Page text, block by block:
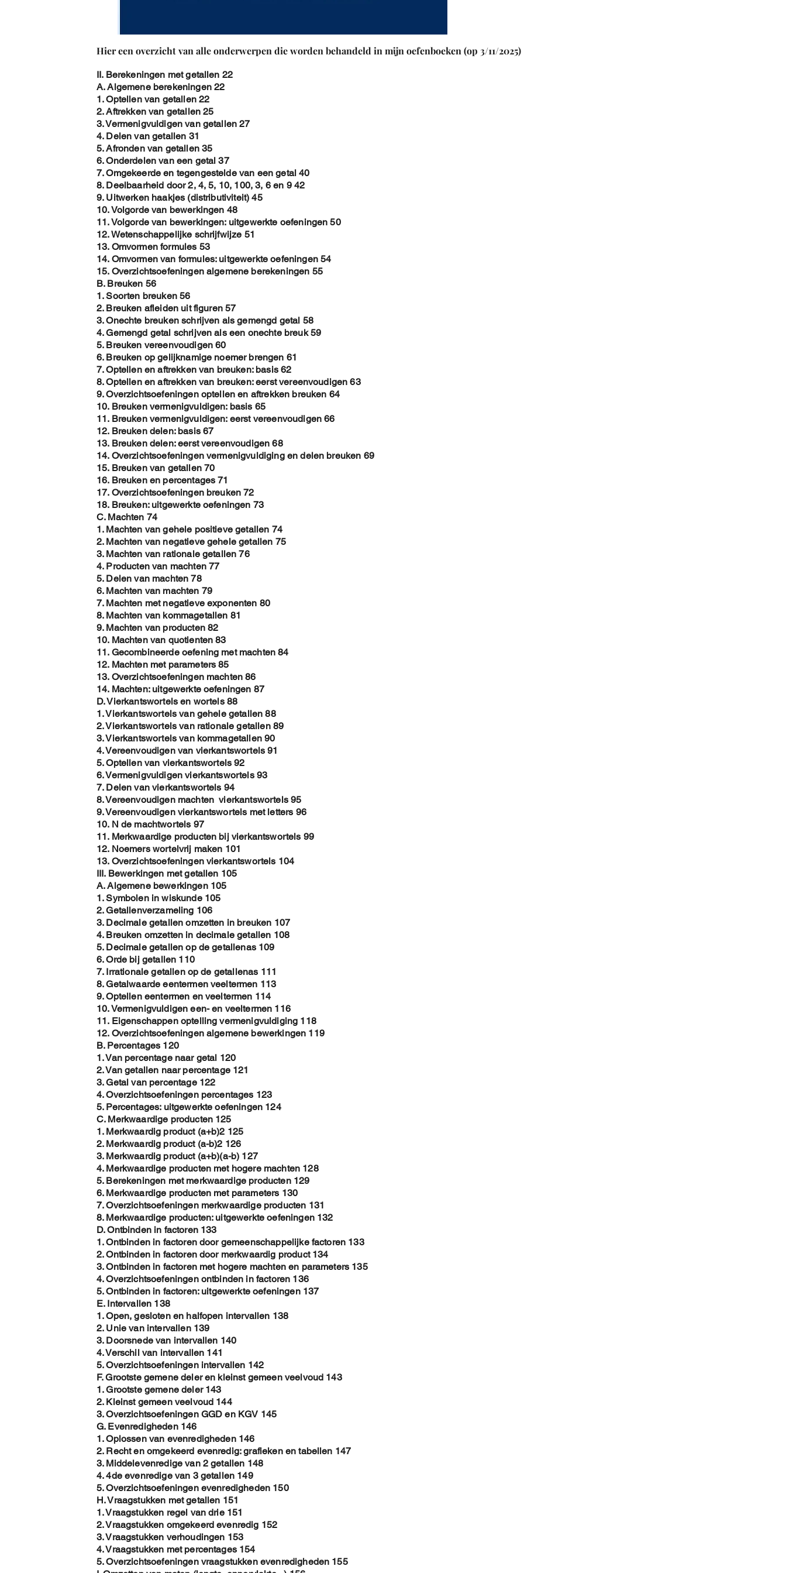
Hier een overzicht van alle onderwerpen die worden behandeld in mijn oefenboeken (op 3/11/2025)
II. Berekeningen met getallen 22
A. Algemene berekeningen 22
1. Optellen van getallen 22
2. Aftrekken van getallen 25
3. Vermenigvuldigen van getallen 27
4. Delen van getallen 31
5. Afronden van getallen 35
6. Onderdelen van een getal 37
7. Omgekeerde en tegengestelde van een getal 40
8. Deelbaarheid door 2, 4, 5, 10, 100, 3, 6 en 9 42
9. Uitwerken haakjes (distributiviteit) 45
10. Volgorde van bewerkingen 48
11. Volgorde van bewerkingen: uitgewerkte oefeningen 50
12. Wetenschappelijke schrijfwijze 51
13. Omvormen formules 53
14. Omvormen van formules: uitgewerkte oefeningen 54
15. Overzichtsoefeningen algemene berekeningen 55
B. Breuken 56
1. Soorten breuken 56
2. Breuken afleiden uit figuren 57
3. Onechte breuken schrijven als gemengd getal 58
4. Gemengd getal schrijven als een onechte breuk 59
5. Breuken vereenvoudigen 60
6. Breuken op gelijknamige noemer brengen 61
7. Optellen en aftrekken van breuken: basis 62
8. Optellen en aftrekken van breuken: eerst vereenvoudigen 63
9. Overzichtsoefeningen optellen en aftrekken breuken 64
10. Breuken vermenigvuldigen: basis 65
11. Breuken vermenigvuldigen: eerst vereenvoudigen 66
12. Breuken delen: basis 67
13. Breuken delen: eerst vereenvoudigen 68
14. Overzichtsoefeningen vermenigvuldiging en delen breuken 69
15. Breuken van getallen 70
16. Breuken en percentages 71
17. Overzichtsoefeningen breuken 72
18. Breuken: uitgewerkte oefeningen 73
C. Machten 74
1. Machten van gehele positieve getallen 74
2. Machten van negatieve gehele getallen 75
3. Machten van rationale getallen 76
4. Producten van machten 77
5. Delen van machten 78
6. Machten van machten 79
7. Machten met negatieve exponenten 80
8. Machten van kommagetallen 81
9. Machten van producten 82
10. Machten van quotienten 83
11. Gecombineerde oefening met machten 84
12. Machten met parameters 85
13. Overzichtsoefeningen machten 86
14. Machten: uitgewerkte oefeningen 87
D. Vierkantswortels en wortels 88
1. Vierkantswortels van gehele getallen 88
2. Vierkantswortels van rationale getallen 89
3. Vierkantswortels van kommagetallen 90
4. Vereenvoudigen van vierkantswortels 91
5. Optellen van vierkantswortels 92
6. Vermenigvuldigen vierkantswortels 93
7. Delen van vierkantswortels 94
8. Vereenvoudigen machten vierkantswortels 95
9. Vereenvoudigen vierkantswortels met letters 96
10. N de machtwortels 97
11. Merkwaardige producten bij vierkantswortels 99
12. Noemers wortelvrij maken 101
13. Overzichtsoefeningen vierkantswortels 104
III. Bewerkingen met getallen 105
A. Algemene bewerkingen 105
1. Symbolen in wiskunde 105
2. Getallenverzameling 106
3. Decimale getallen omzetten in breuken 107
4. Breuken omzetten in decimale getallen 108
5. Decimale getallen op de getallenas 109
6. Orde bij getallen 110
7. Irrationale getallen op de getallenas 111
8. Getalwaarde eentermen veeltermen 113
9. Optellen eentermen en veeltermen 114
10. Vermenigvuldigen een- en veeltermen 116
11. Eigenschappen optelling vermenigvuldiging 118
12. Overzichtsoefeningen algemene bewerkingen 119
B. Percentages 120
1. Van percentage naar getal 120
2. Van getallen naar percentage 121
3. Getal van percentage 122
4. Overzichtsoefeningen percentages 123
5. Percentages: uitgewerkte oefeningen 124
C. Merkwaardige producten 125
1. Merkwaardig product (a+b)2 125
2. Merkwaardig product (a-b)2 126
3. Merkwaardig product (a+b)(a-b) 127
4. Merkwaardige producten met hogere machten 128
5. Berekeningen met merkwaardige producten 129
6. Merkwaardige producten met parameters 130
7. Overzichtsoefeningen merkwaardige producten 131
8. Merkwaardige producten: uitgewerkte oefeningen 132
D. Ontbinden in factoren 133
1. Ontbinden in factoren door gemeenschappelijke factoren 133
2. Ontbinden in factoren door merkwaardig product 134
3. Ontbinden in factoren met hogere machten en parameters 135
4. Overzichtsoefeningen ontbinden in factoren 136
5. Ontbinden in factoren: uitgewerkte oefeningen 137
E. Intervallen 138
1. Open, gesloten en halfopen intervallen 138
2. Unie van intervallen 139
3. Doorsnede van intervallen 140
4. Verschil van intervallen 141
5. Overzichtsoefeningen intervallen 142
F. Grootste gemene deler en kleinst gemeen veelvoud 143
1. Grootste gemene deler 143
2. Kleinst gemeen veelvoud 144
3. Overzichtsoefeningen GGD en KGV 145
G. Evenredigheden 146
1. Oplossen van evenredigheden 146
2. Recht en omgekeerd evenredig: grafieken en tabellen 147
3. Middelevenredige van 2 getallen 148
4. 4de evenredige van 3 getallen 149
5. Overzichtsoefeningen evenredigheden 150
H. Vraagstukken met getallen 151
1. Vraagstukken regel van drie 151
2. Vraagstukken omgekeerd evenredig 152
3. Vraagstukken verhoudingen 153
4. Vraagstukken met percentages 154
5. Overzichtsoefeningen vraagstukken evenredigheden 155